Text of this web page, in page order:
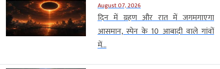
August 07, 2026
दिन में ग्रहण और रात में जगमगाएगा
आसमान, स्पेन के 10 आबादी वाले गांवों
में...